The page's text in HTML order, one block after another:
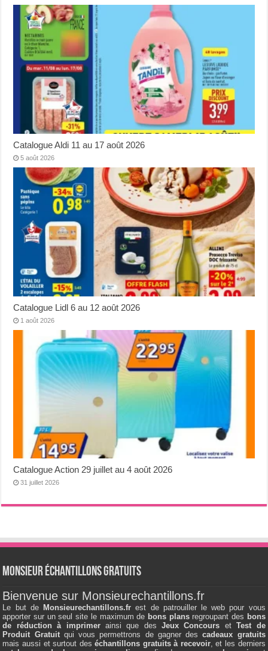
Catalogue Aldi 11 au 17 août 2026
5 août 2026
Catalogue Lidl 6 au 12 août 2026
1 août 2026
Catalogue Action 29 juillet au 4 août 2026
31 juillet 2026
Monsieur échantillons Gratuits
Bienvenue sur Monsieurechantillons.fr
Le but de Monsieurechantillons.fr est de patrouiller le web pour vous
apporter sur un seul site le maximum de bons plansregroupant des bons
de réduction à imprimerainsi que desJeux Concours etTest de
Produit Gratuitqui vous permettrons de gagner descadeaux gratuits
mais aussi et surtout deséchantillons gratuits à recevoir, et les derniers